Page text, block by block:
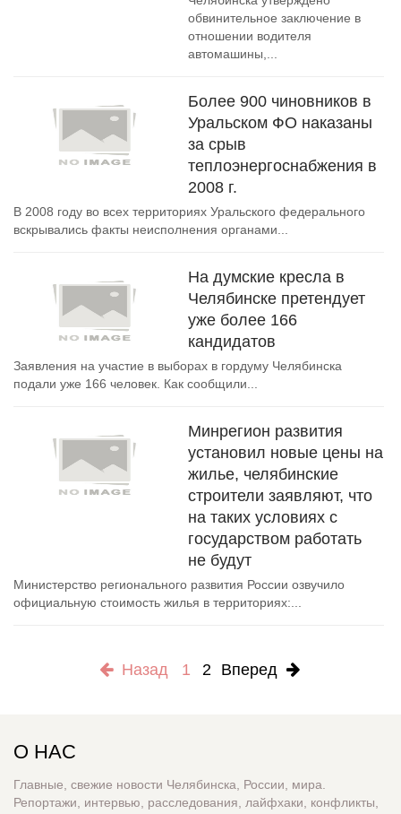
обвинительное заключение в
отношении водителя
автомашины,...
Более 900 чиновников в
Уральском ФО наказаны
за срыв
теплоэнергоснабжения в
2008 г.
В 2008 году во всех территориях Уральского федерального
вскрывались факты неисполнения органами...
На думские кресла в
Челябинске претендует
уже более 166
кандидатов
Заявления на участие в выборах в гордуму Челябинска
подали уже 166 человек. Как сообщили...
Минрегион развития
установил новые цены на
жилье, челябинские
строители заявляют, что
на таких условиях с
государством работать
не будут
Министерство регионального развития России озвучило
официальную стоимость жилья в территориях:...
Назад 1 2 Вперед
О НАС
Главные, свежие новости Челябинска, России, мира.
Репортажи, интервью, расследования, лайфхаки, конфликты,